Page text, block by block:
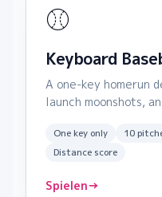
⚾
Keyboard
A one-key homerun
launch moonshots,
One key only 10
Distance score
Spielen→